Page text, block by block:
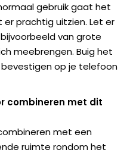
gebruik gaat het
prachtig uitzien. Let er
van grote
meebrengen. Buig het
op je telefoon
combineren met dit
met een
ruimte rondom het